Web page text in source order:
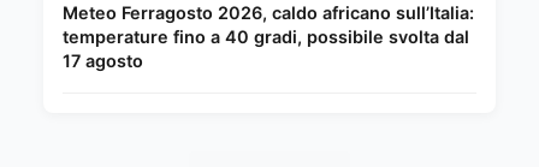
Meteo Ferragosto 2026, caldo africano sull’Italia:
temperature fino a 40 gradi, possibile svolta dal
17 agosto